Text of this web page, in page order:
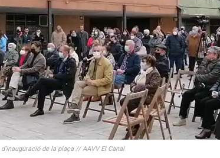
de la plaça // AAVV El Canal